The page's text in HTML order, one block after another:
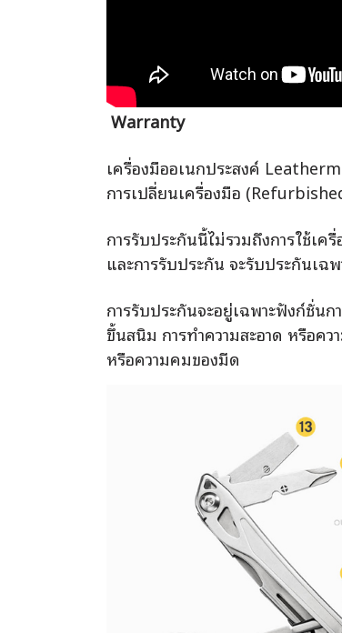
Warranty
เครื่องมืออเนกประสงค์
การเปลี่ยนเครื่องมือ
การรับประกันนี้ไม่รวมถึงการใช้เ
และการรับประกัน จะรับประกันเ
การรับประกันจะอยู่เฉพาะฟังก์ชั่น
ขึ้นสนิม การทำความสะอาด หรือค
หรือความคมของมีด